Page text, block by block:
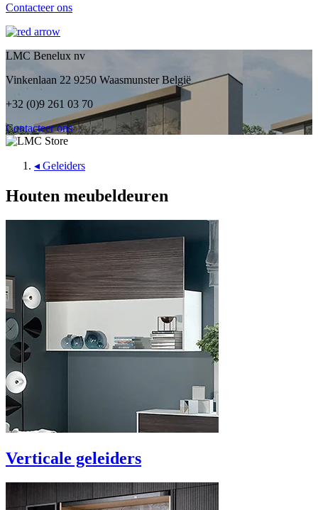
Contacteer ons
LMC Benelux nv
Vinkenlaan 22 9250 Waasmunster België
+32 (0)9 261 03 70
Contacteer ons
◂ Geleiders
Houten meubeldeuren
Verticale geleiders